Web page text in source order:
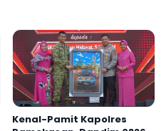
Kenal-Pamit Kapolres